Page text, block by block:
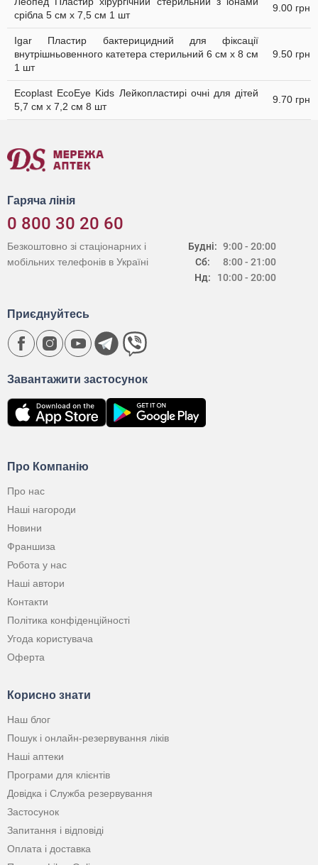
срібла 5 см х 7,5 см 1 шт
9.00 грн
Igar Пластир бактерицидний для фіксації
внутрішньовенного катетера стерильний 6 см х 8 см
1 шт
9.50 грн
Ecoplast EcoEye Kids Лейкопластирі очні для дітей
5,7 см x 7,2 см 8 шт
9.70 грн
Гаряча лінія
0 800 30 20 60
Будні:
Сб:
Нд:
9:00 - 20:00
8:00 - 21:00
10:00 - 20:00
Безкоштовно зі стаціонарних і
мобільних телефонів в Україні
Про Компанію
Про нас
Наші нагороди
Новини
Франшиза
Робота у нас
Наші автори
Контакти
Політика конфіденційності
Угода користувача
Оферта
Корисно знати
Наш блог
Пошук і онлайн-резервування ліків
Наші аптеки
Програми для клієнтів
Довідка і Служба резервування
Застосунок
Запитання і відповіді
Оплата і доставка
Завантажити застосунок
Приєднуйтесь